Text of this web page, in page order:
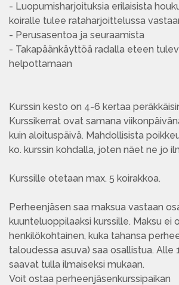
- Luopumisharjoituksia erilaisista
koiralle tulee rataharjoittelussa
- Perusasentoa ja seuraamista
- Takapäänkäyttöä radalla eteen
helpottamaan
Kurssin kesto on 4-6 kertaa
Kurssikerrat ovat samana
kuin aloituspäivä. Mahdollisista
ko. kurssin kohdalla, joten näet ne jo
Kurssille otetaan max. 5 koirakkoa.
Perheenjäsen saa maksua vastaan
kuunteluoppilaaksi kurssille. Maksu ei
henkilökohtainen, kuka tahansa
taloudessa asuva) saa osallistua.
saavat tulla ilmaiseksi mukaan.
Voit ostaa perheenjäsenkurssipaikan